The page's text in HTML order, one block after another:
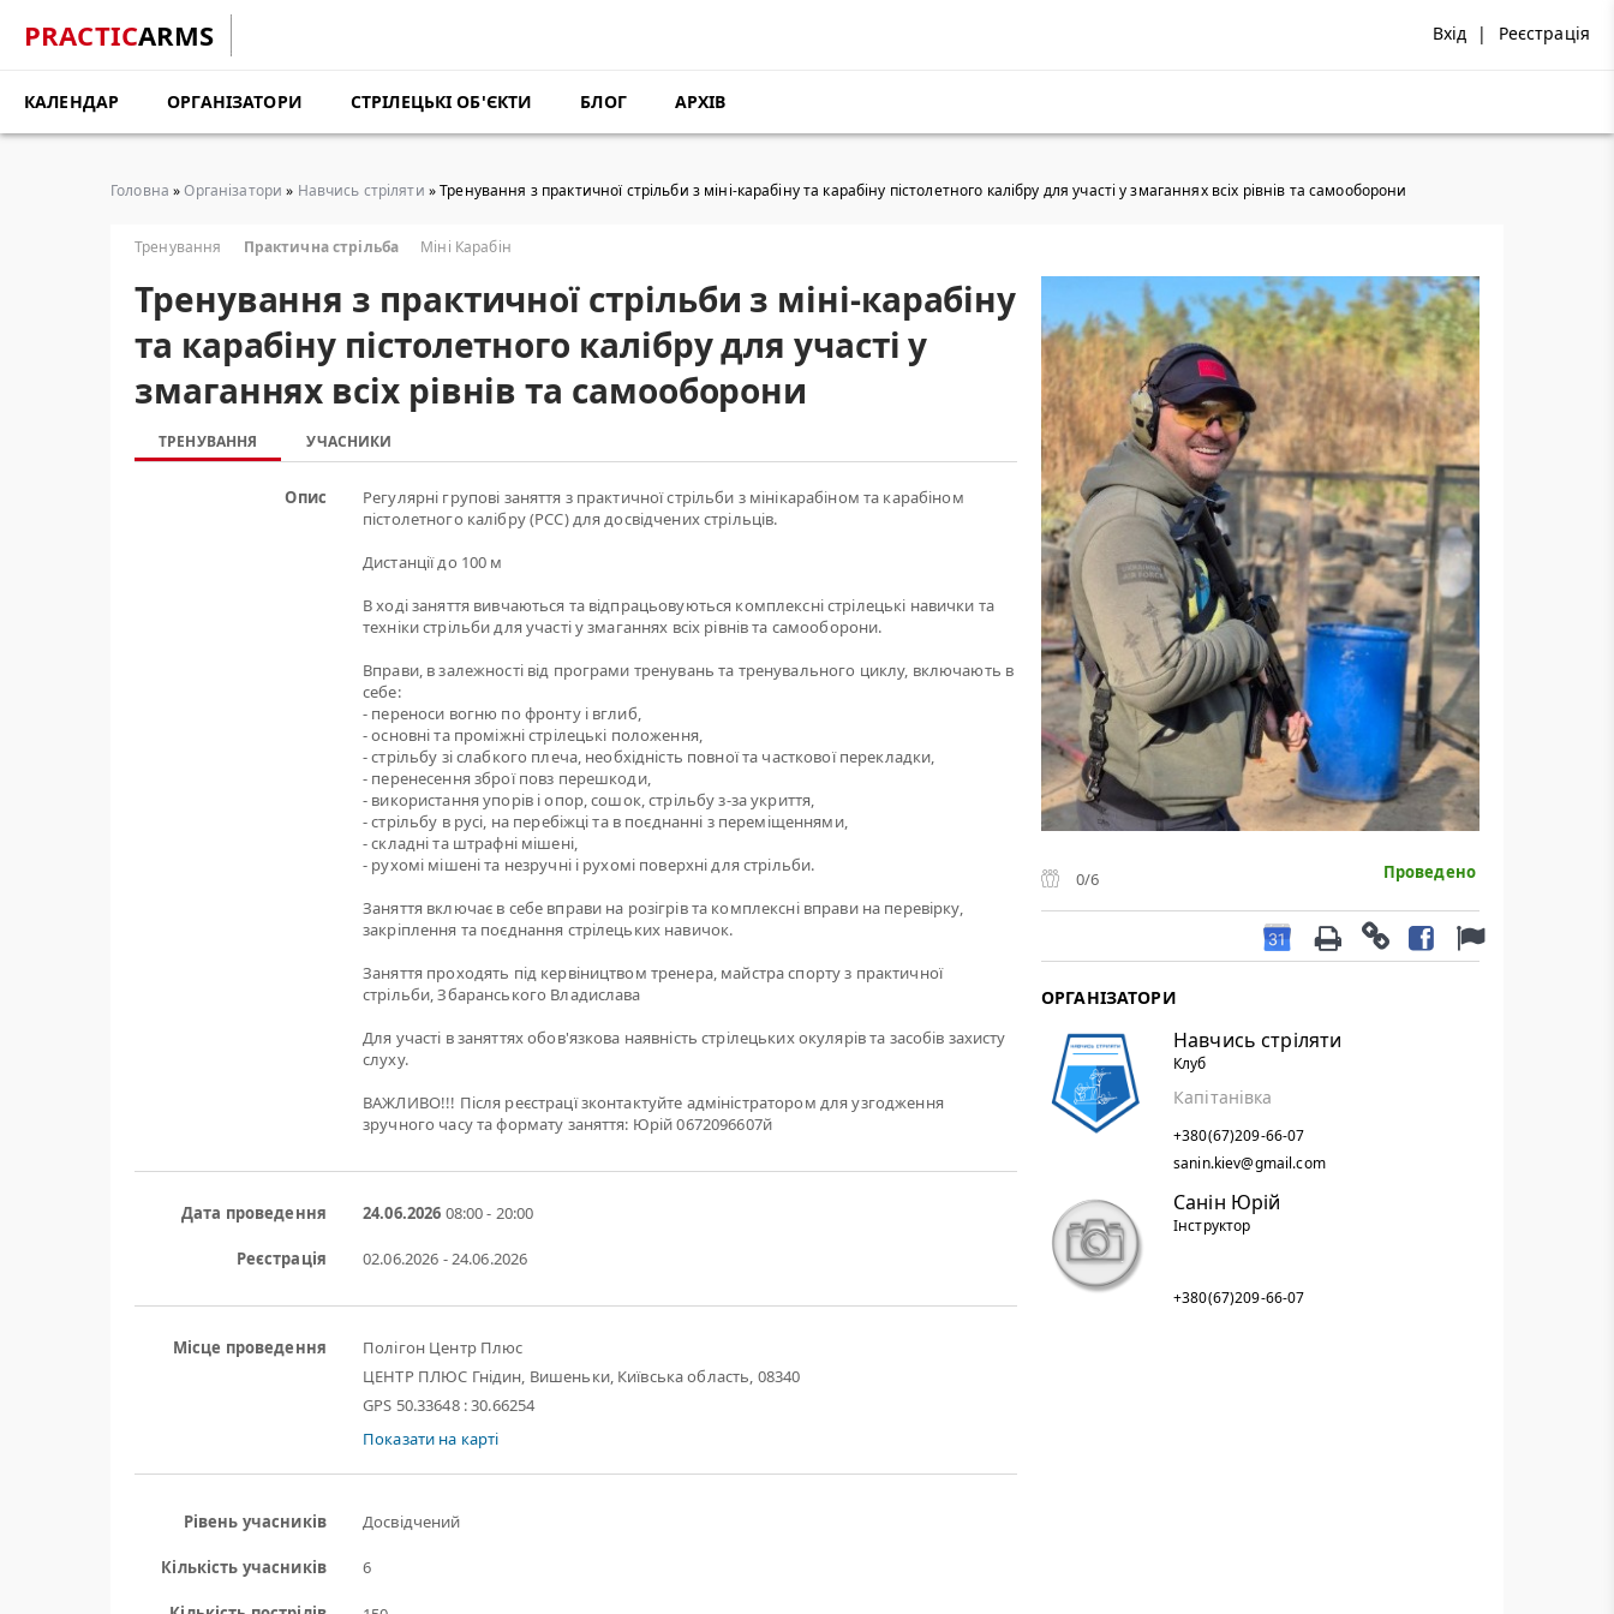
PRACTICARMS Вхід | Реєстрація
КАЛЕНДАР ОРГАНІЗАТОРИ СТРІЛЕЦЬКІ ОБ'ЄКТИ БЛОГ АРХІВ
Головна »Організатори » Навчись стріляти » Тренування з практичної стрільби з міні-карабіну та карабіну пістолетного калібру для участі у змаганнях всіх рівнів та самооборони
Тренування Практична стрільба Міні Карабін
Тренування з практичної стрільби з міні-карабіну
та карабіну пістолетного калібру для участі у
змаганнях всіх рівнів та самооборони
ТРЕНУВАННЯ УЧАСНИКИ
Опис
Регулярні групові заняття з практичної стрільби з мінікарабіном та карабіном
пістолетного калібру (РСС) для досвідчених стрільців.
Дистанції до 100 м
В ході заняття вивчаються та відпрацьовуються комплексні стрілецькі навички та
техніки стрільби для участі у змаганнях всіх рівнів та самооборони.
Вправи, в залежності від програми тренувань та тренувального циклу, включають в
себе:
- переноси вогню по фронту і вглиб,
- основні та проміжні стрілецькі положення,
- стрільбу зі слабкого плеча, необхідність повної та часткової перекладки,
- перенесення зброї повз перешкоди,
- використання упорів і опор, сошок, стрільбу з-за укриття,
- стрільбу в русі, на перебіжці та в поєднанні з переміщеннями,
- складні та штрафні мішені,
- рухомі мішені та незручні і рухомі поверхні для стрільби.
Заняття включає в себе вправи на розігрів та комплексні вправи на перевірку,
закріплення та поєднання стрілецьких навичок.
Заняття проходять під кервіництвом тренера, майстра спорту з практичної
стрільби, Збаранського Владислава
Для участі в заняттях обов'язкова наявність стрілецьких окулярів та засобів захисту
слуху.
ВАЖЛИВО!!! Після реєстрацї зконтактуйте адміністратором для узгодження
зручного часу та формату заняття: Юрій 0672096607й
Дата проведення 24.06.2026 08:00 - 20:00
Реєстрація 02.06.2026 - 24.06.2026
Місце проведення
Полігон Центр Плюс
ЦЕНТР ПЛЮС Гнідин, Вишеньки, Київська область, 08340
GPS 50.33648 : 30.66254
Показати на карті
Рівень учасників Досвідчений
Кількість учасників 6
0/6 Проведено
ОРГАНІЗАТОРИ
Навчись стріляти
Клуб
Капітанівка
+380(67)209-66-07
sanin.kiev@gmail.com
Санін Юрій
Інструктор
+380(67)209-66-07